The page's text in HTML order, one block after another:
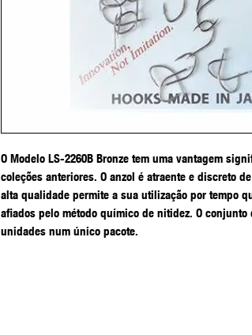
O Modelo LS-2260B Bronze tem uma vantagem
coleções anteriores. O anzol é atraente e discreto
alta qualidade permite a sua utilização por tempo
afiados pelo método químico de nitidez. O conjunto
unidades num único pacote.